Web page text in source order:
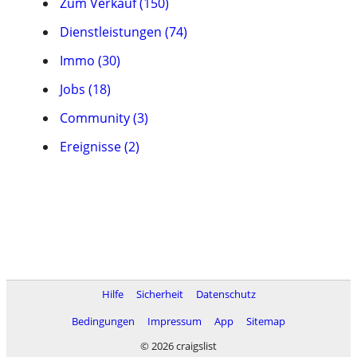
Dienstleistungen (74)
Immo (30)
Jobs (18)
Community (3)
Ereignisse (2)
Hilfe Sicherheit
Datenschutz
Bedingungen
Impressum App
Sitemap
© 2026 craigslist